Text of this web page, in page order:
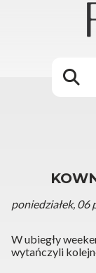
poniedziałek, 06
W ubiegły
wytańczyli